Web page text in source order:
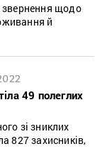
звернення щодо
й
49 полеглих
зі зниклих
827 захисників,